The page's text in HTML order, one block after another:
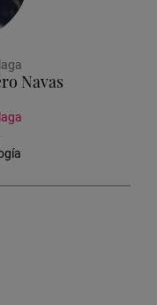
Navas